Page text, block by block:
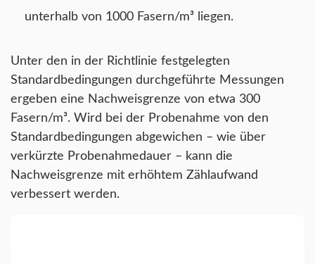
unterhalb von 1000 Fasern/m³ liegen.
Unter den in der Richtlinie festgelegten
Standardbedingungen durchgeführte Messungen
ergeben eine Nachweisgrenze von etwa 300
Fasern/m³. Wird bei der Probenahme von den
Standardbedingungen abgewichen – wie über
verkürzte Probenahmedauer – kann die
Nachweisgrenze mit erhöhtem Zählaufwand
verbessert werden.